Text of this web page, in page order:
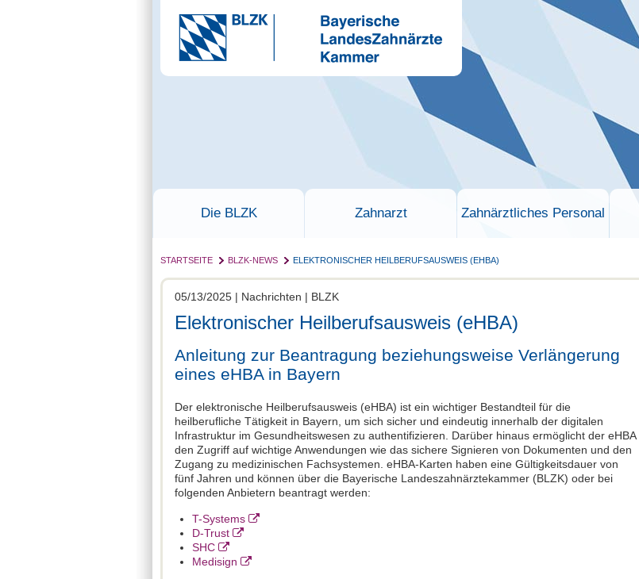
Die BLZK Zahnarzt Zahnärztliches Personal
STARTSEITE BLZK-NEWS ELEKTRONISCHER HEILBERUFSAUSWEIS (EHBA)
05/13/2025 | Nachrichten | BLZK
Elektronischer Heilberufsausweis (eHBA)
Anleitung zur Beantragung beziehungsweise Verlängerung
eines eHBA in Bayern
Der elektronische Heilberufsausweis (eHBA) ist ein wichtiger Bestandteil für die
heilberufliche Tätigkeit in Bayern, um sich sicher und eindeutig innerhalb der digitalen
Infrastruktur im Gesundheitswesen zu authentifizieren. Darüber hinaus ermöglicht der eHBA
den Zugriff auf wichtige Anwendungen wie das sichere Signieren von Dokumenten und den
Zugang zu medizinischen Fachsystemen. eHBA-Karten haben eine Gültigkeitsdauer von
fünf Jahren und können über die Bayerische Landeszahnärztekammer (BLZK) oder bei
folgenden Anbietern beantragt werden:
T-Systems
D-Trust
SHC
Medisign